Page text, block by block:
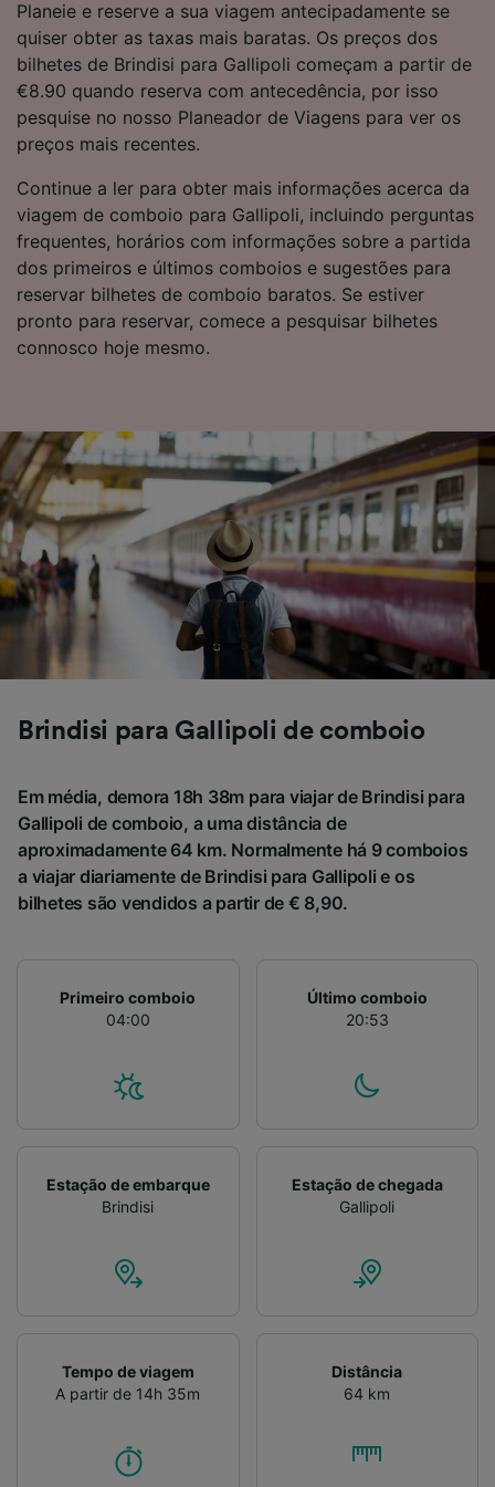
Planeie e reserve a sua viagem antecipadamente se
quiser obter as taxas mais baratas. Os preços dos
bilhetes de Brindisi para Gallipoli começam a partir de
€8.90 quando reserva com antecedência, por isso
pesquise no nosso Planeador de Viagens para ver os
preços mais recentes.
Continue a ler para obter mais informações acerca da
viagem de comboio para Gallipoli, incluindo perguntas
frequentes, horários com informações sobre a partida
dos primeiros e últimos comboios e sugestões para
reservar bilhetes de comboio baratos. Se estiver
pronto para reservar, comece a pesquisar bilhetes
connosco hoje mesmo.
Brindisi para Gallipoli de comboio
Em média, demora 18h 38m para viajar de Brindisi para
Gallipoli de comboio, a uma distância de
aproximadamente 64 km. Normalmente há 9 comboios
a viajar diariamente de Brindisi para Gallipoli e os
bilhetes são vendidos a partir de € 8,90.
Primeiro comboio
04:00
Último comboio
20:53
Estação de embarque
Brindisi
Estação de chegada
Gallipoli
Tempo de viagem
A partir de 14h 35m
Distância
64 km
Publicidade e conteúdo personalizados,
medição de publicidade e conteúdo, pesquisa
de público e desenvolvimento de serviços..
Lista de parceiros (fornecedores)